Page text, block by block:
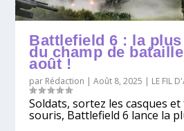
Battlefield 6 : la
du champ de
août !
par Rédaction |Août 8, 2025 | LE FIL
Soldats, sortez les casques
souris, Battlefield 6 lance la